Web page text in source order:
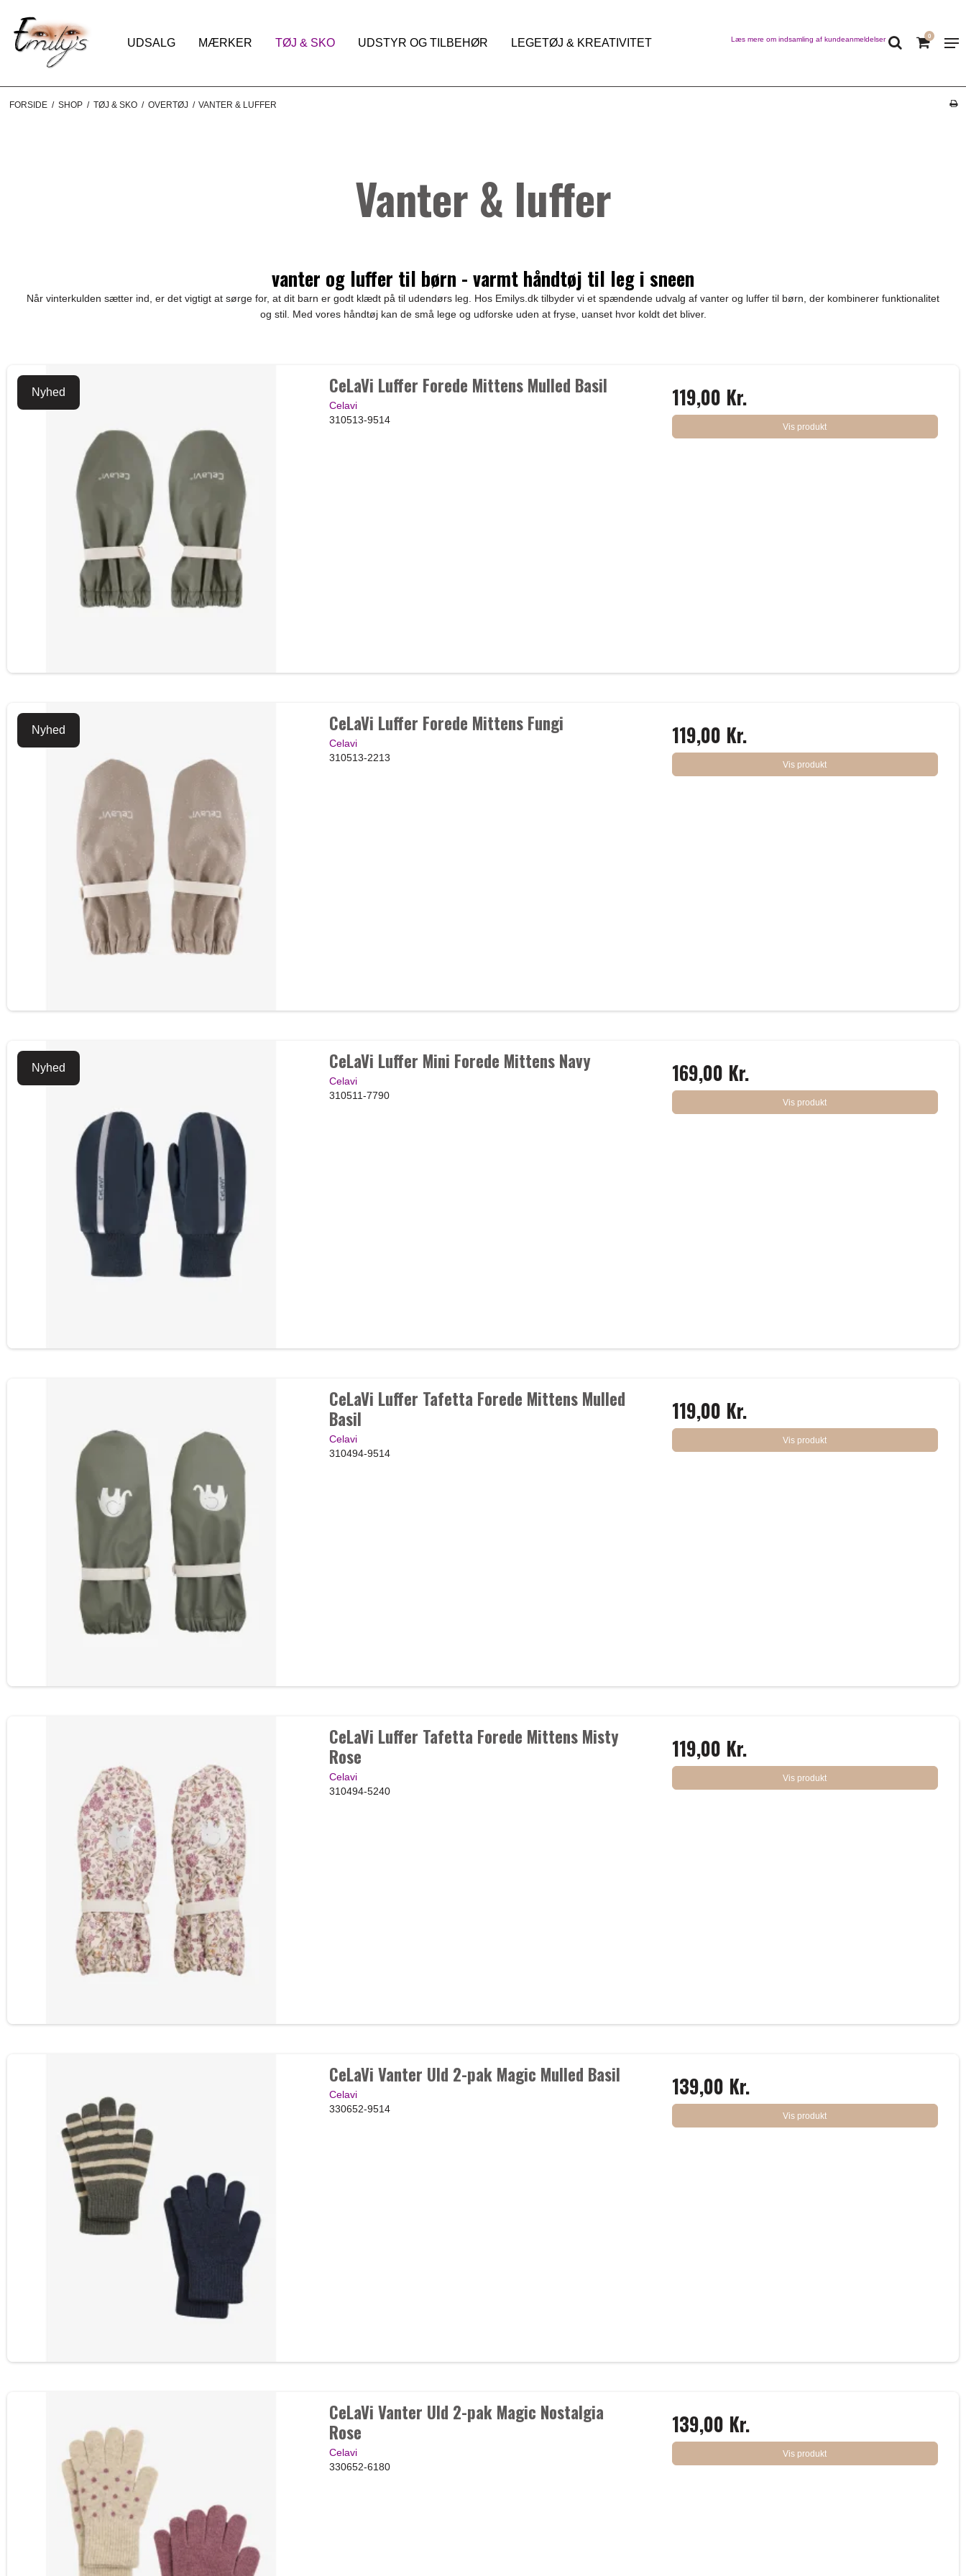
UDSALG MÆRKER TØJ & SKO UDSTYR OG TILBEHØR LEGETØJ & KREATIVITET Læs mere om indsamling af kundeanmeldelser 0
FORSIDE / SHOP / TØJ & SKO / OVERTØJ / VANTER & LUFFER
Vanter & luffer
vanter og luffer til børn - varmt håndtøj til leg i sneen
Når vinterkulden sætter ind, er det vigtigt at sørge for, at dit barn er godt klædt på til udendørs leg. Hos Emilys.dk tilbyder vi et spændende udvalg af vanter og luffer til børn, der kombinerer funktionalitet
og stil. Med vores håndtøj kan de små lege og udforske uden at fryse, uanset hvor koldt det bliver.
Nyhed CeLaVi Luffer Forede Mittens Mulled Basil
Celavi
310513-9514
119,00 Kr.
Vis produkt
Nyhed CeLaVi Luffer Forede Mittens Fungi
Celavi
310513-2213
119,00 Kr.
Vis produkt
Nyhed CeLaVi Luffer Mini Forede Mittens Navy
Celavi
310511-7790
169,00 Kr.
Vis produkt
CeLaVi Luffer Tafetta Forede Mittens Mulled
Basil
Celavi
310494-9514
119,00 Kr.
Vis produkt
CeLaVi Luffer Tafetta Forede Mittens Misty
Rose
Celavi
310494-5240
119,00 Kr.
Vis produkt
CeLaVi Vanter Uld 2-pak Magic Mulled Basil
Celavi
330652-9514
139,00 Kr.
Vis produkt
CeLaVi Vanter Uld 2-pak Magic Nostalgia
Rose
Celavi
330652-6180
139,00 Kr.
Vis produkt